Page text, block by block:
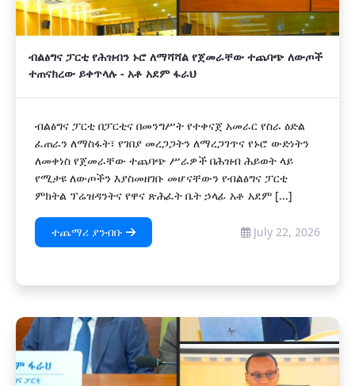
ብልፅግና ፓርቲ የሕዝብን ኑሮ ለማሻሻል የጀመራቸው ተጨባጭ ለውጦች
ተጠናክረው ይቀጥላሉ - አቶ አደም ፋራህ
ብልፅግና ፓርቲ በፓርቲና በመንግሥት የተቀናጀ አመራር የስራ ዕድል
ፈጠራን ለማስፋት፣ የገበያ መረጋጋትን ለማረጋገጥና የኑሮ ውድነትን
ለመቀነስ የጀመራቸው ተጨባጭ ሥራዎች በሕዝብ ሕይወት ላይ
የሚታዩ ለውጦችን እያስመዘገቡ መሆናቸውን የብልፅግና ፓርቲ
ምክትል ፕሬዝዳንትና የዋና ጽሕፈት ቤት ኃላፊ አቶ አደም [...]
ተጨማሪ ያንብቡ July 22, 2026